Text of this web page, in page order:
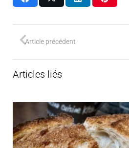
Article précédent
Articles liés